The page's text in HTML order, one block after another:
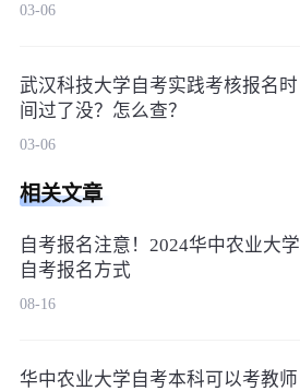
03-06
武汉科技大学自考实践考核报名时
间过了没？怎么查？
03-06
相关文章
自考报名注意！2024华中农业大学
自考报名方式
08-16
华中农业大学自考本科可以考教师